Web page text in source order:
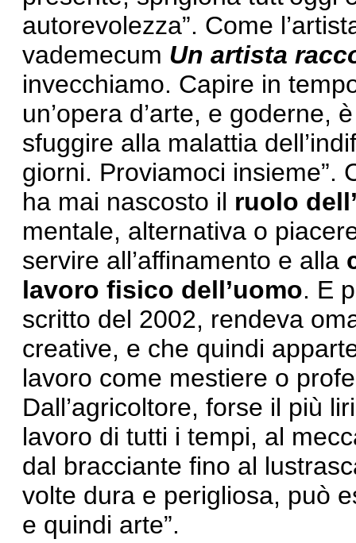
autorevolezza”. Come
vademecum Un artista
invecchiamo. Capire in
un’opera d’arte, e goderne,
sfuggire alla malattia
giorni. Proviamoci insieme”.
ha mai nascosto il ruolo
mentale, alternativa o
servire all’affinamento e alla
lavoro fisico dell’uomo. E
scritto del 2002, rendeva
creative, e che quindi
lavoro come mestiere o
Dall’agricoltore, forse il più
lavoro di tutti i tempi, al
dal bracciante fino al
volte dura e perigliosa, può
e quindi arte”.